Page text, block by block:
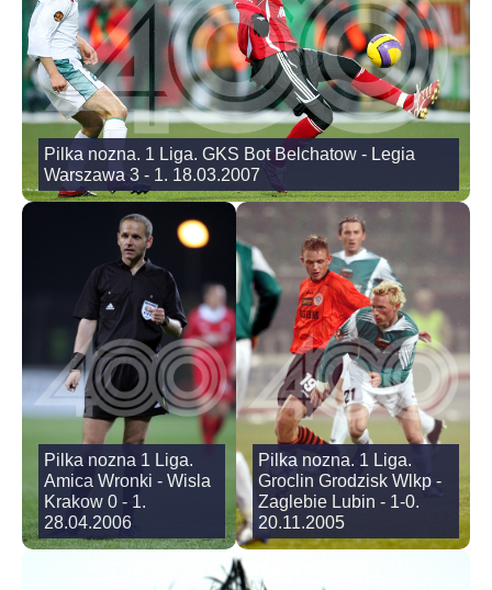
Pilka nozna. 1 Liga. GKS Bot Belchatow - Legia
Warszawa 3 - 1. 18.03.2007
Pilka nozna 1 Liga.
Amica Wronki - Wisla
Krakow 0 - 1.
28.04.2006
Pilka nozna. 1 Liga.
Groclin Grodzisk Wlkp -
Zaglebie Lubin - 1-0.
20.11.2005